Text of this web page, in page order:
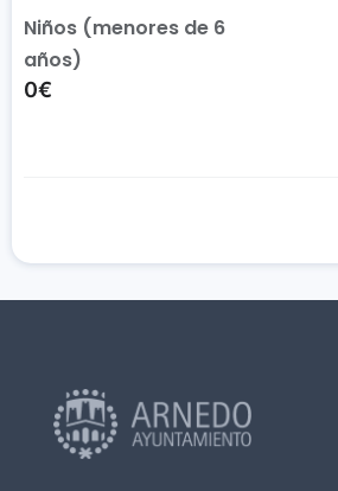
Niños (menores de 6
años)
0€